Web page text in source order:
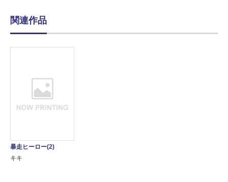
関連作品
暴走ヒーロー(2)
キキ